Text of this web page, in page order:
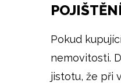
Pokud
nemovitosti.
jistotu, že při